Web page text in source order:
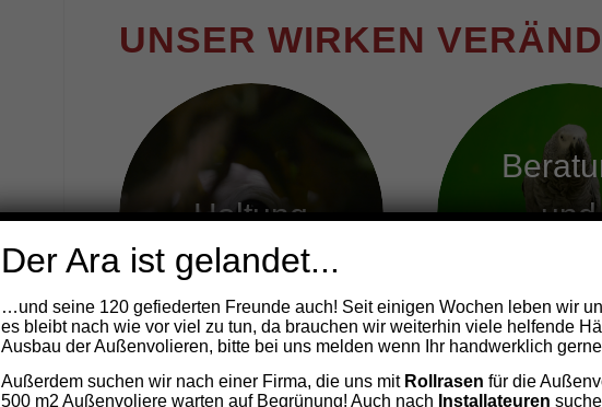
UNSER WIRKEN
Haltung
und
Der Ara ist gelandet...
…und seine 120 gefiederten Freunde auch! Seit einigen Wochen leben wir
es bleibt nach wie vor viel zu tun, da brauchen wir weiterhin viele helfende
Ausbau der Außenvolieren, bitte bei uns melden wenn Ihr handwerklich
Außerdem suchen wir nach einer Firma, die uns mit Rollrasen für die
500 m2 Außenvoliere warten auf Begrünung! Auch nach Installateuren